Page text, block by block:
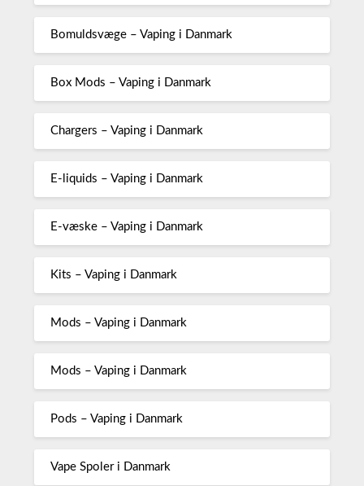
Bomuldsvæge – Vaping i Danmark
Box Mods – Vaping i Danmark
Chargers – Vaping i Danmark
E-liquids – Vaping i Danmark
E-væske – Vaping i Danmark
Kits – Vaping i Danmark
Mods – Vaping i Danmark
Mods – Vaping i Danmark
Pods – Vaping i Danmark
Vape Spoler i Danmark